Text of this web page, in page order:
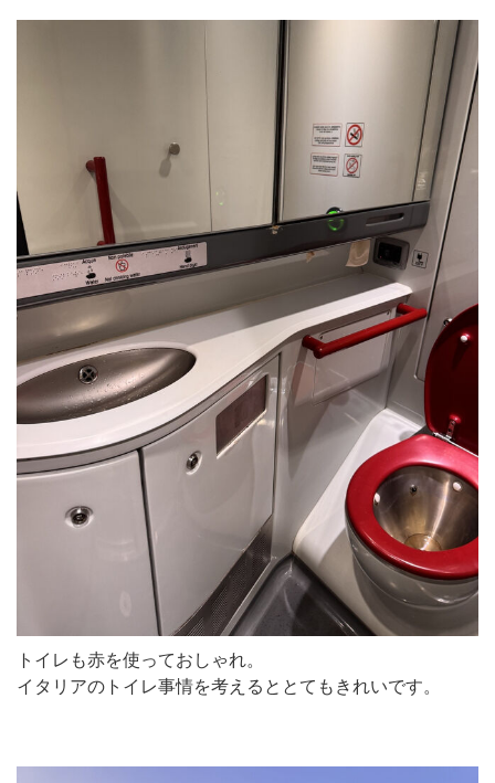
トイレも赤を使っておしゃれ。
イタリアのトイレ事情を考えるととてもきれいです。